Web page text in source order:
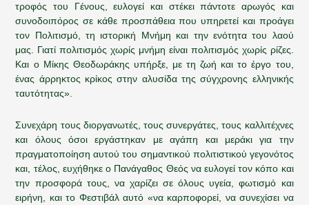
τροφός του Γένους, ευλογεί και στέκει πάντοτε αρωγός και
συνοδοιπόρος σε κάθε προσπάθεια που υπηρετεί και προάγει
τον Πολιτισμό, τη ιστορική Μνήμη και την ενότητα του λαού
μας. Γιατί πολιτισμός χωρίς μνήμη είναι πολιτισμός χωρίς ρίζες.
Και ο Μίκης Θεοδωράκης υπήρξε, με τη ζωή και το έργο του,
ένας άρρηκτος κρίκος στην αλυσίδα της σύγχρονης ελληνικής
ταυτότητας».
Συνεχάρη τους διοργανωτές, τους συνεργάτες, τους καλλιτέχνες
και όλους όσοι εργάστηκαν με αγάπη και μεράκι για την
πραγματοποίηση αυτού του σημαντικού πολιτιστικού γεγονότος
και, τέλος, ευχήθηκε ο Πανάγαθος Θεός να ευλογεί τον κόπο και
την προσφορά τους, να χαρίζει σε όλους υγεία, φωτισμό και
ειρήνη, και το Φεστιβάλ αυτό «να καρποφορεί, να συνεχίσει να